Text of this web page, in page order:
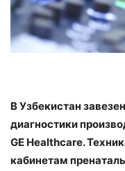
В Узбекистан
диагностики
GE Healthcare.
кабинетам